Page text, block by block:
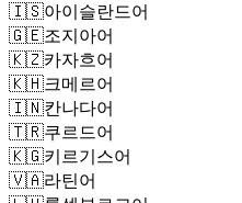
🇮🇸아이슬란드어
🇬🇪조지아어
🇰🇿카자흐어
🇰🇭크메르어
🇮🇳칸나다어
🇹🇷쿠르드어
🇰🇬키르기스어
🇻🇦라틴어